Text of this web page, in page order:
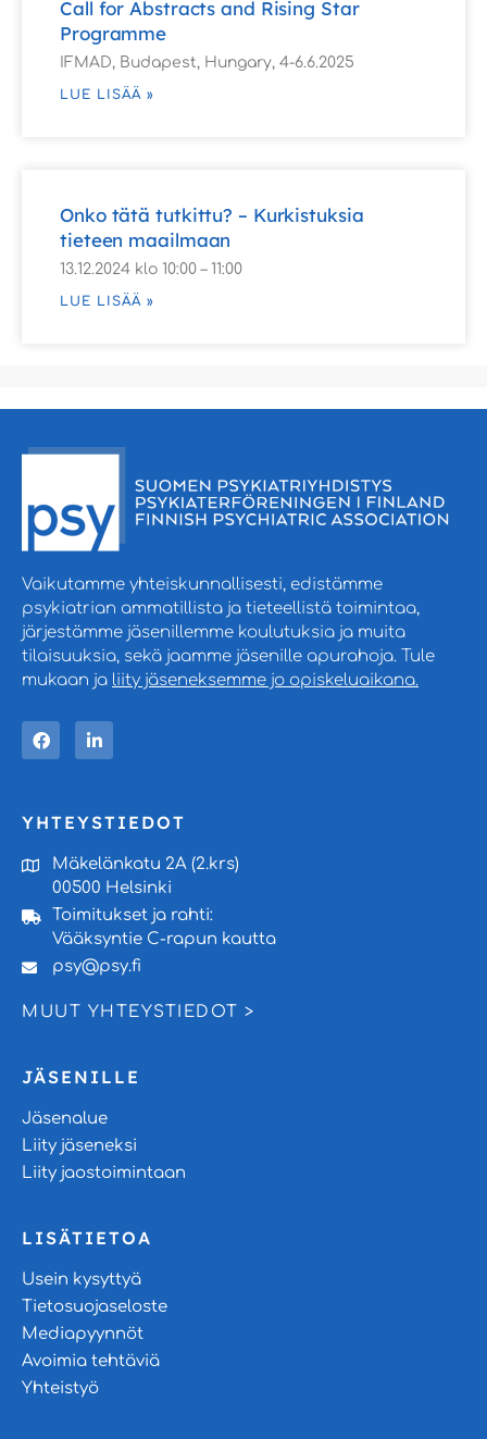
Call for Abstracts and Rising Star
Programme
IFMAD, Budapest, Hungary, 4-6.6.2025
LUE LISÄÄ »
Onko tätä tutkittu? – Kurkistuksia
tieteen maailmaan
13.12.2024 klo 10:00 – 11:00
LUE LISÄÄ »
Vaikutamme yhteiskunnallisesti, edistämme
psykiatrian ammatillista ja tieteellistä toimintaa,
järjestämme jäsenillemme koulutuksia ja muita
tilaisuuksia, sekä jaamme jäsenille apurahoja. Tule
mukaan ja liity jäseneksemme jo opiskeluaikana.
YHTEYSTIEDOT
Mäkelänkatu 2A (2.krs)
00500 Helsinki
Toimitukset ja rahti:
Vääksyntie C-rapun kautta
psy@psy.fi
MUUT YHTEYSTIEDOT >
JÄSENILLE
Jäsenalue
Liity jäseneksi
Liity jaostoimintaan
LISÄTIETOA
Usein kysyttyä
Tietosuojaseloste
Mediapyynnöt
Avoimia tehtäviä
Yhteistyö